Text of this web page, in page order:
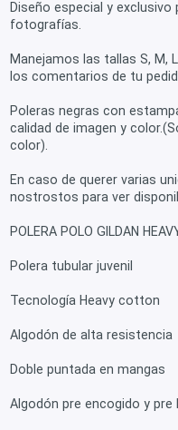
Diseño especial y
fotografías.
Manejamos las tallas S, M,
los comentarios de tu
Poleras negras con
calidad de imagen y
color).
En caso de querer varias
nostrostos para ver
POLERA POLO GILDAN
Polera tubular juvenil
Tecnología Heavy cotton
Algodón de alta resistencia
Doble puntada en mangas
Algodón pre encogido y pre